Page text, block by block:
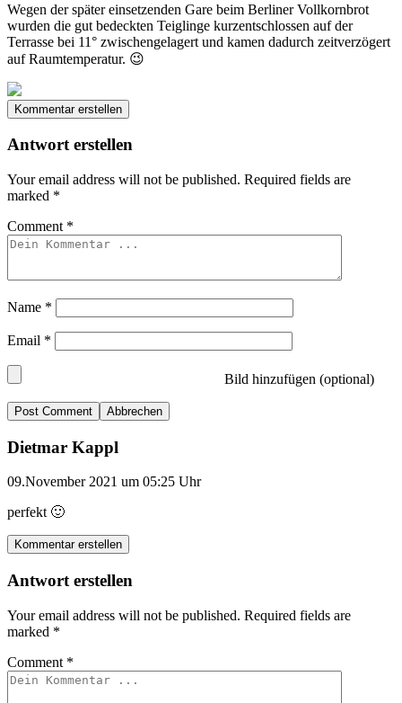
Wegen der später einsetzenden Gare beim Berliner Vollkornbrot
wurden die gut bedeckten Teiglinge kurzentschlossen auf der
Terrasse bei 11° zwischengelagert und kamen dadurch zeitverzögert
auf Raumtemperatur. 😉
Kommentar erstellen
Antwort erstellen
Your email address will not be published. Required fields are
marked *
Comment *
Name *
Email *
Bild hinzufügen (optional)
Abbrechen
Dietmar Kappl
09.November 2021 um 05:25 Uhr
perfekt 🙂
Kommentar erstellen
Antwort erstellen
Your email address will not be published. Required fields are
marked *
Comment *